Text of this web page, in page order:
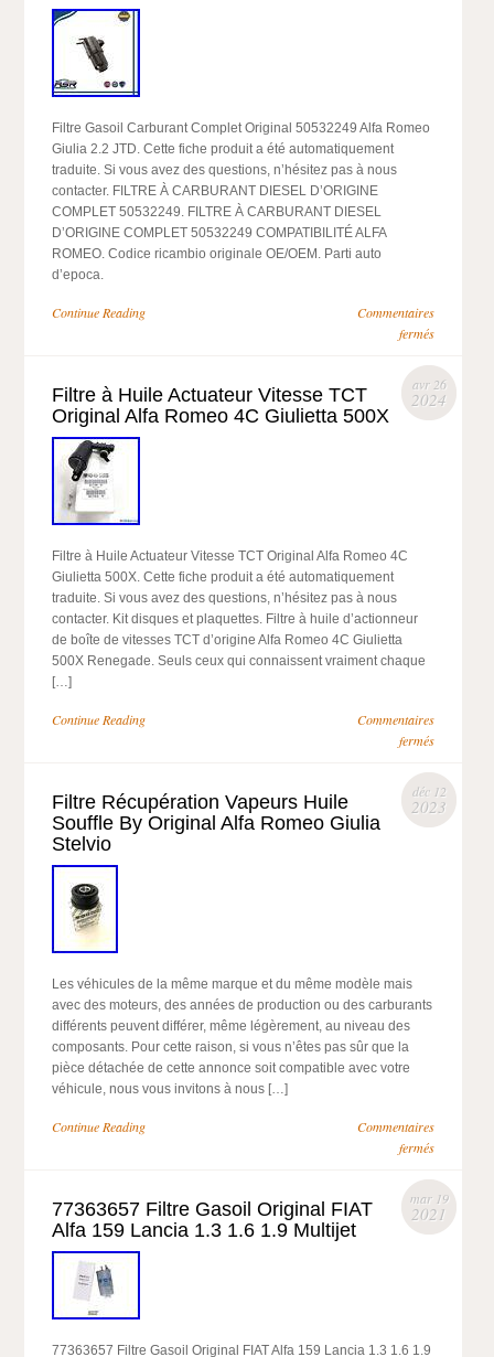
Filtre Gasoil Carburant Complet Original 50532249 Alfa Romeo
Giulia 2.2 JTD. Cette fiche produit a été automatiquement
traduite. Si vous avez des questions, n’hésitez pas à nous
contacter. FILTRE À CARBURANT DIESEL D’ORIGINE
COMPLET 50532249. FILTRE À CARBURANT DIESEL
D’ORIGINE COMPLET 50532249 COMPATIBILITÉ ALFA
ROMEO. Codice ricambio originale OE/OEM. Parti auto
d’epoca.
Continue Reading
Commentaires
fermés
avr 26
2024
Filtre à Huile Actuateur Vitesse TCT
Original Alfa Romeo 4C Giulietta 500X
Filtre à Huile Actuateur Vitesse TCT Original Alfa Romeo 4C
Giulietta 500X. Cette fiche produit a été automatiquement
traduite. Si vous avez des questions, n’hésitez pas à nous
contacter. Kit disques et plaquettes. Filtre à huile d’actionneur
de boîte de vitesses TCT d’origine Alfa Romeo 4C Giulietta
500X Renegade. Seuls ceux qui connaissent vraiment chaque
[…]
Continue Reading
Commentaires
fermés
déc 12
2023
Filtre Récupération Vapeurs Huile
Souffle By Original Alfa Romeo Giulia
Stelvio
Les véhicules de la même marque et du même modèle mais
avec des moteurs, des années de production ou des carburants
différents peuvent différer, même légèrement, au niveau des
composants. Pour cette raison, si vous n’êtes pas sûr que la
pièce détachée de cette annonce soit compatible avec votre
véhicule, nous vous invitons à nous […]
Continue Reading
Commentaires
fermés
mar 19
2021
77363657 Filtre Gasoil Original FIAT
Alfa 159 Lancia 1.3 1.6 1.9 Multijet
77363657 Filtre Gasoil Original FIAT Alfa 159 Lancia 1.3 1.6 1.9